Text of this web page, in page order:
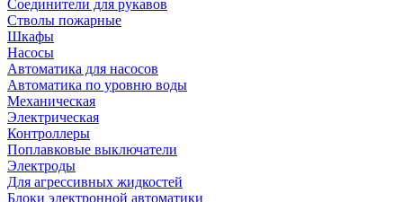
Соединители для рукавов
Стволы пожарные
Шкафы
Насосы
Автоматика для насосов
Автоматика по уровню воды
Механическая
Электрическая
Контроллеры
Поплавковые выключатели
Электроды
Для агрессивных жидкостей
Блоки электронной автоматики